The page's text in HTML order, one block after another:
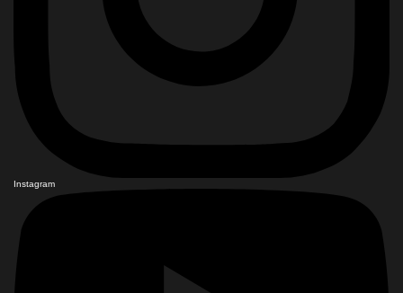
Instagram